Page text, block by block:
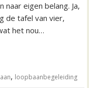
eigen belang. Ja,
de tafel van vier,
het nou…
, loopbaanbegeleiding